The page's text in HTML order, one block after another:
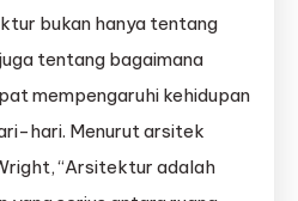
bukan hanya tentang
tentang bagaimana
mempengaruhi kehidupan
hari. Menurut arsitek
“Arsitektur adalah